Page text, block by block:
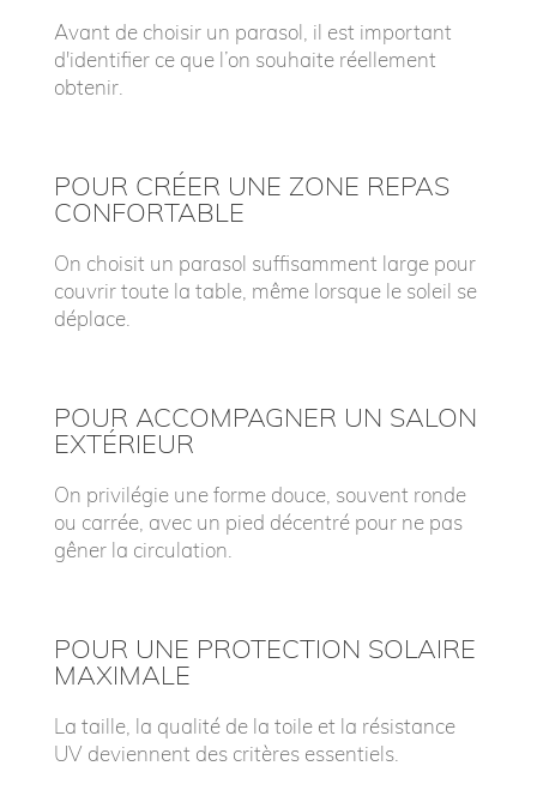
Avant de choisir un parasol, il est important
d'identifier ce que l’on souhaite réellement
obtenir.
POUR CRÉER UNE ZONE REPAS
CONFORTABLE
On choisit un parasol suffisamment large pour
couvrir toute la table, même lorsque le soleil se
déplace.
POUR ACCOMPAGNER UN SALON
EXTÉRIEUR
On privilégie une forme douce, souvent ronde
ou carrée, avec un pied décentré pour ne pas
gêner la circulation.
POUR UNE PROTECTION SOLAIRE
MAXIMALE
La taille, la qualité de la toile et la résistance
UV deviennent des critères essentiels.